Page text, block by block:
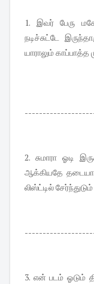
1. இவர் பேரு
நடிச்சுட்டே
யாராலும் காப்பாத்த
2. சுமாரா ஓடி
ஆக்கியதே
லிஸ்ட்டில்
3. என் படம் ஓடும்